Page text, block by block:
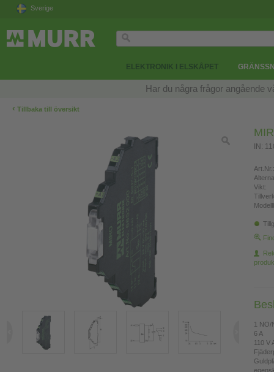
Sverige
ELEKTRONIK I ELSKÅPET
Har du några frågor angående
‹ Tillbaka till översikt
IN:
Art.Nr.:
Vikt:
1 NO/
6 A
110 V